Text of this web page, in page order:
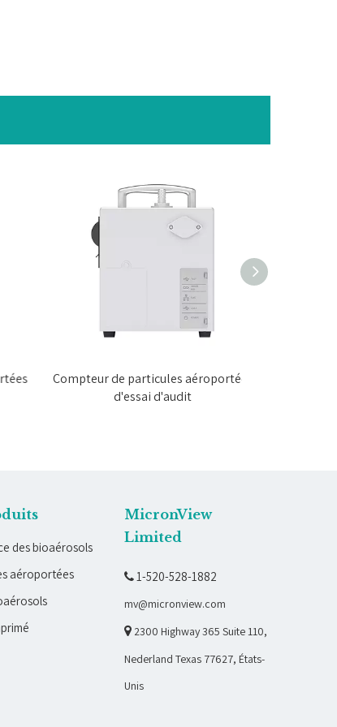
Compteur de particules aéroportées
d'essai d'audit
des bioaérosols
aéroportées
MicronView
Limited
 1-520-528-1882
mv@micronview.com
 2300 Highway 365 Suite 110,
Nederland Texas 77627, États-
Unis